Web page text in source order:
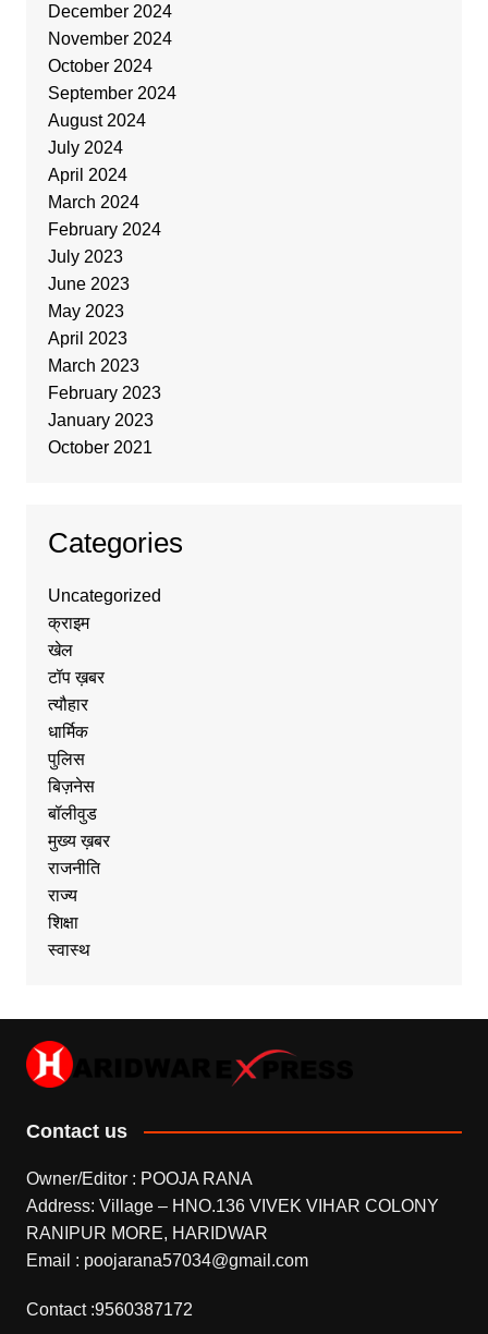
December 2024
November 2024
October 2024
September 2024
August 2024
July 2024
April 2024
March 2024
February 2024
July 2023
June 2023
May 2023
April 2023
March 2023
February 2023
January 2023
October 2021
Categories
Uncategorized
क्राइम
खेल
टॉप ख़बर
त्यौहार
धार्मिक
पुलिस
बिज़नेस
बॉलीवुड
मुख्य ख़बर
राजनीति
राज्य
शिक्षा
स्वास्थ
Contact us
Owner/Editor : POOJA RANA
Address: Village – HNO.136 VIVEK VIHAR COLONY
RANIPUR MORE, HARIDWAR
Email : poojarana57034@gmail.com
Contact :9560387172